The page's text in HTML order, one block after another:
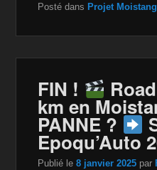
c
e
b
o
o
k
tt
er
a
z
o
n
W
is
h
Posté dans Projet Moistang
FIN !
km en
PANNE ?
Epoqu’Auto
Publié le8 janvier 2025 par